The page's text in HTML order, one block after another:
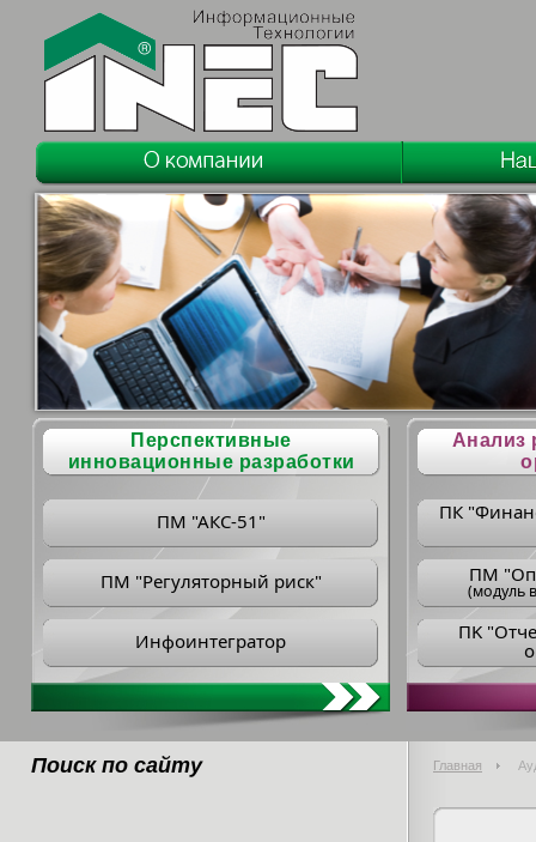
Перспективные
инновационные разработки
ПМ "АКС-51"
ПМ "Регуляторный риск"
Инфоинтегратор
Анализ
ПК
ПM
(модуль
ПK
Поиск по сайту Главная